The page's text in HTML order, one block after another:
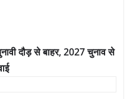
दौड़ से बाहर, 2027 चुनाव से